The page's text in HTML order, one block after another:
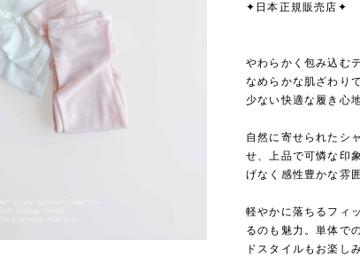
✦日本正規販売店✦
やわらかく包み込む
なめらかな肌ざわり
少ない快適な履き心
自然に寄せられたシ
せ、上品で可憐な印
げなく感性豊かな雰
軽やかに落ちるフィ
るのも魅力。単体で
ドスタイルもお楽し